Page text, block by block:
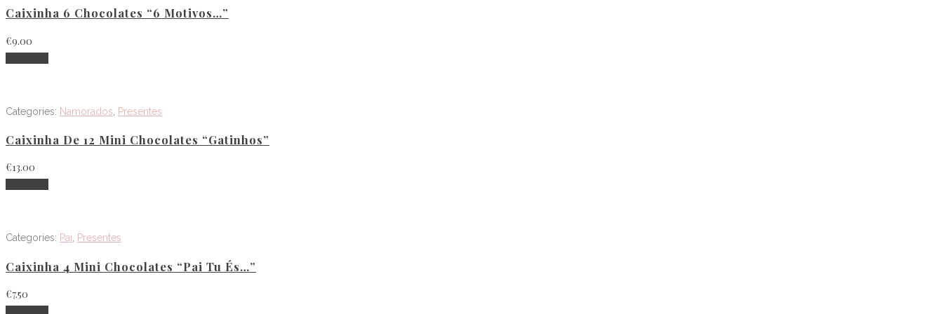
Caixinha 6 Chocolates “6 Motivos…”
€9.00
Categories: Namorados Presentes
Caixinha De 12 Mini Chocolates “Gatinhos”
€13.00
Categories: Pai, Presentes
Caixinha 4 Mini Chocolates “Pai Tu És…”
€7.50